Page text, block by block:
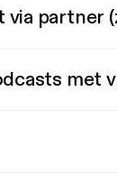
partner
met